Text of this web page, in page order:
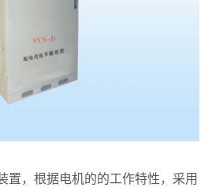
置，根据电机的的工作特性，采用